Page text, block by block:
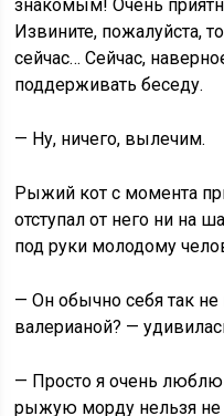
знакомым! Очень
Извините, пожалуйста,
сейчас… Сейчас,
поддерживать беседу.
— Ну, ничего, вылечим.
Рыжий кот с момента
отступал от него ни на
под руки молодому
— Он обычно себя так не
валерианой? —
— Просто я очень
рыжую морду нельзя